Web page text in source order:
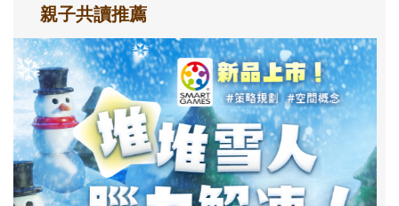
親子共讀推薦
最新活動